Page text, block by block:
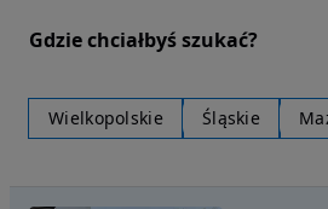
Gdzie chciałbyś szukać?
Wielkopolskie Śląskie